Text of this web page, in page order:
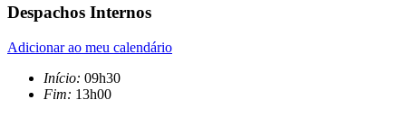
Despachos Internos
Adicionar ao meu calendário
Início: 09h30
Fim: 13h00